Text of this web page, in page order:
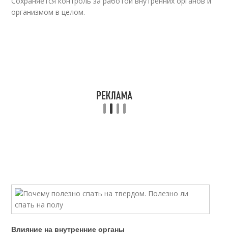
организмом в целом.
Влияние на внутренние органы